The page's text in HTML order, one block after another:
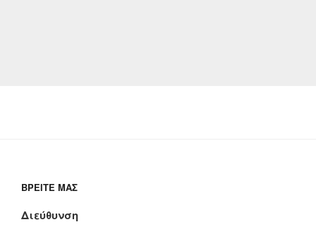
ΒΡΕΊΤΕ ΜΑΣ
Διεύθυνση